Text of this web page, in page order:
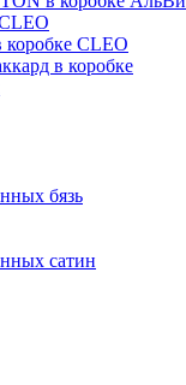
коробке CLEO
в коробке
бязь
сатин